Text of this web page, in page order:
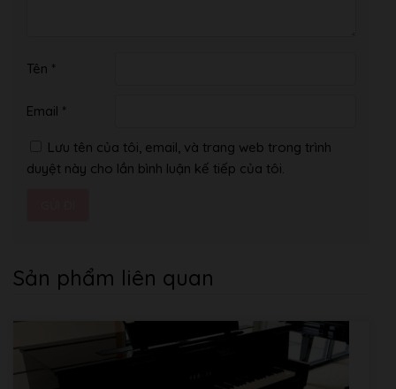
Nguồn điện
Chức năng tự động tắt
nguồn
Có
Tên *
Email *
Lưu tên của tôi, email, và trang web trong trình
duyệt này cho lần bình luận kế tiếp của tôi.
Sản phẩm liên quan